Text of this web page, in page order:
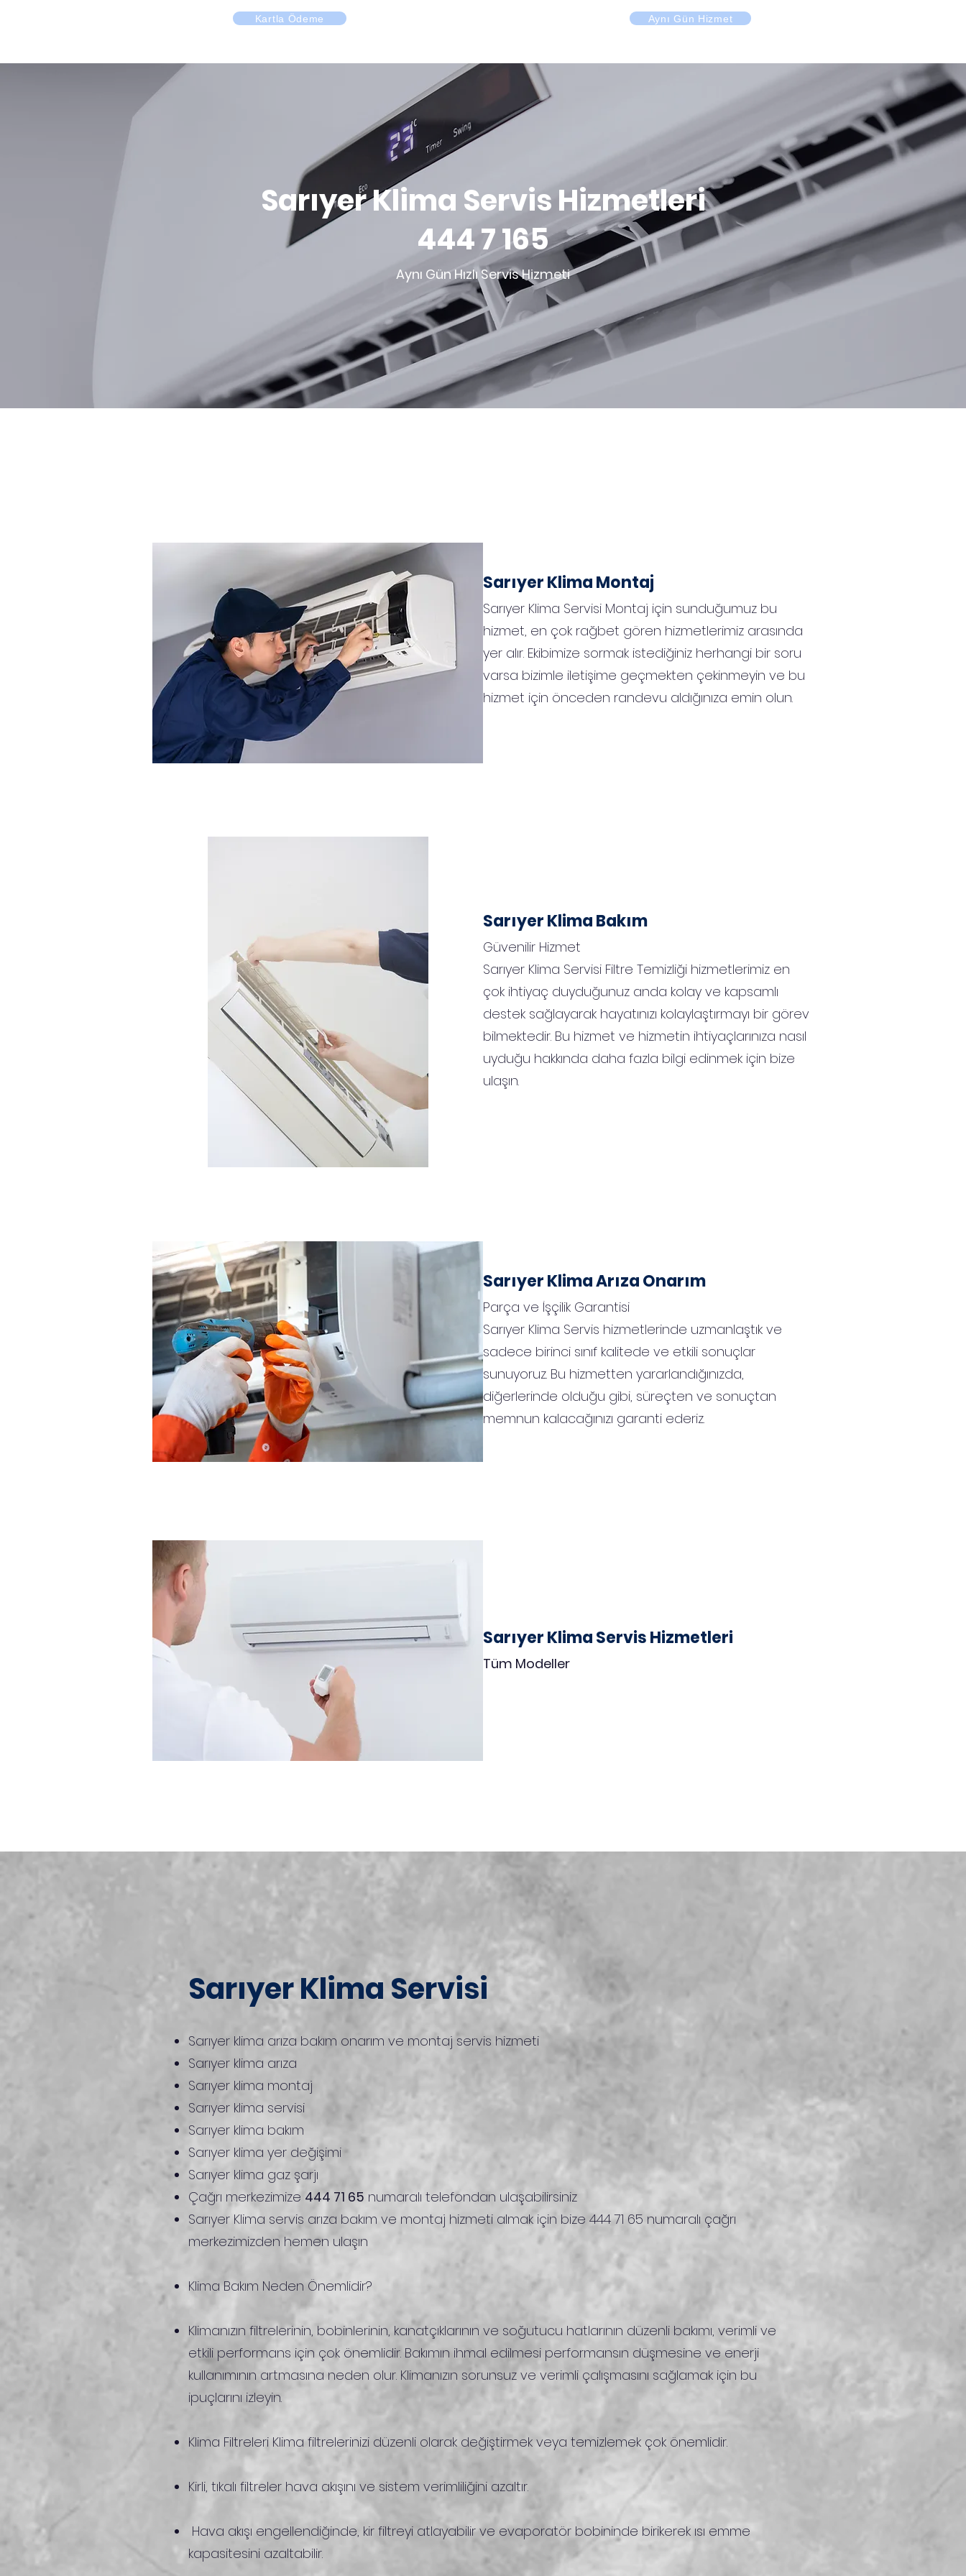
Kartla Ödeme Aynı Gün Hizmet
Sarıyer Klima Servis Hizmetleri
444 7 165
Aynı Gün Hızlı Servis Hizmeti
Sarıyer Klima Montaj
Sarıyer Klima Servisi Montaj için sunduğumuz bu
hizmet, en çok rağbet gören hizmetlerimiz arasında
yer alır. Ekibimize sormak istediğiniz herhangi bir soru
varsa bizimle iletişime geçmekten çekinmeyin ve bu
hizmet için önceden randevu aldığınıza emin olun.
Sarıyer Klima Bakım
Güvenilir Hizmet
Sarıyer Klima Servisi Filtre Temizliği hizmetlerimiz en
çok ihtiyaç duyduğunuz anda kolay ve kapsamlı
destek sağlayarak hayatınızı kolaylaştırmayı bir görev
bilmektedir. Bu hizmet ve hizmetin ihtiyaçlarınıza nasıl
uyduğu hakkında daha fazla bilgi edinmek için bize
ulaşın.
SarıyerKlima Arıza Onarım
Parça ve İşçilik Garantisi
Sarıyer Klima Servis hizmetlerinde uzmanlaştık ve
sadece birinci sınıf kalitede ve etkili sonuçlar
sunuyoruz. Bu hizmetten yararlandığınızda,
diğerlerinde olduğu gibi, süreçten ve sonuçtan
memnun kalacağınızı garanti ederiz.
Sarıyer Klima Servis Hizmetleri
Tüm Modeller
Sarıyer Klima Servisi
Sarıyer klima arıza bakım onarım ve montaj servis hizmeti
Sarıyer klima arıza
Sarıyer klima montaj
Sarıyer klima servisi
Sarıyer klima bakım
Sarıyer klima yer değişimi
Sarıyer klima gaz şarjı
Çağrı merkezimize 444 71 65 numaralı telefondan ulaşabilirsiniz
SarıyerKlima servis arıza bakım ve montaj hizmeti almak için bize 444 71 65 numaralı çağrı
merkezimizden hemen ulaşın
Klima Bakım Neden Önemlidir?
Klimanızın filtrelerinin, bobinlerinin, kanatçıklarının ve soğutucu hatlarının düzenli bakımı, verimli ve
etkili performans için çok önemlidir. Bakımın ihmal edilmesi performansın düşmesine ve enerji
kullanımının artmasına neden olur. Klimanızın sorunsuz ve verimli çalışmasını sağlamak için bu
ipuçlarını izleyin.
Klima Filtreleri Klima filtrelerinizi düzenli olarak değiştirmek veya temizlemek çok önemlidir.
Kirli, tıkalı filtreler hava akışını ve sistem verimliliğini azaltır.
Hava akışı engellendiğinde, kir filtreyi atlayabilir ve evaporatör bobininde birikerek ısı emme
kapasitesini azaltabilir.